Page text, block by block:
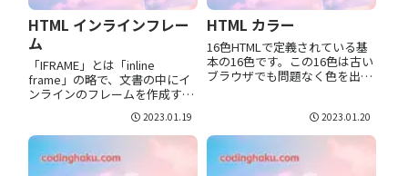
HTML インラインフレー
ム
「IFRAME」とは「inline
frame」の略で、文書の中にイ
ンラインのフレームを作成する
ページに他のページを埋め込む
ことができます。iframe構文
<iframe src="URL">
</iframe>...
2023.01.19
HTML カラー
16色HTMLで定義されている基
本の16色です。この16色は古い
ブラウザでも問題なく色を出す
青) 色成分10進(赤、緑、青) 色
名称 #FFFFFF FF FF FF 255 2...
2023.01.20